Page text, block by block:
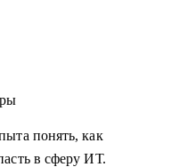
с выбором, я проведу
профессии в
понять, как
в сферу ИТ.